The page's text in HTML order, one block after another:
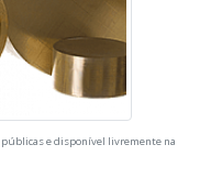
e disponível livremente na